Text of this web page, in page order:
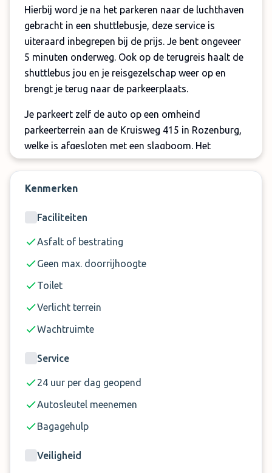
Hierbij word je na het parkeren naar de luchthaven
gebracht in een shuttlebusje, deze service is
uiteraard inbegrepen bij de prijs. Je bent ongeveer
5 minuten onderweg. Ook op de terugreis haalt de
shuttlebus jou en je reisgezelschap weer op en
brengt je terug naar de parkeerplaats.
Je parkeert zelf de auto op een omheind
parkeerterrein aan de Kruisweg 415 in Rozenburg,
welke is afgesloten met een slagboom. Het
parkeerterrein is voorzien van camerabewaking die
het terrein in de gaten houdt. Zo kun je met een
gerust hart op reis.
De shuttleservice is inbegrepen voor maximaal 4
vervoerd worden
Bovenstaande toeslagen zijn niet inbegrepen in
Kenmerken
Faciliteiten
Asfalt of bestrating
Geen max. doorrijhoogte
Toilet
Verlicht terrein
Wachtruimte
Service
24 uur per dag geopend
Autosleutel meenemen
Bagagehulp
Veiligheid